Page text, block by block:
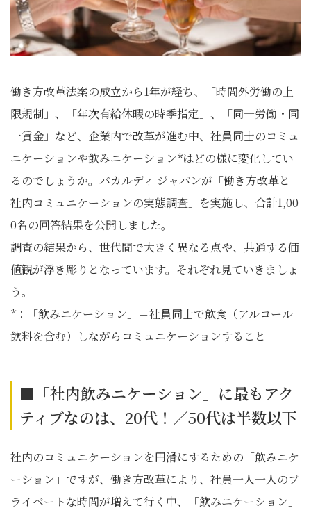
働き方改革法案の成立から1年が経ち、「時間外労働の上
限規制」、「年次有給休暇の時季指定」、「同一労働・同
一賃金」など、企業内で改革が進む中、社員同士のコミュ
ニケーションや飲みニケーション*はどの様に変化してい
るのでしょうか。バカルディ ジャパンが「働き方改革と
社内コミュニケーションの実態調査」を実施し、合計1,00
0名の回答結果を公開しました。
調査の結果から、世代間で大きく異なる点や、共通する価
値観が浮き彫りとなっています。それぞれ見ていきましょ
う。
*：「飲みニケーション」＝社員同士で飲食（アルコール
飲料を含む）しながらコミュニケーションすること
■「社内飲みニケーション」に最もアク
ティブなのは、20代！／50代は半数以下
社内のコミュニケーションを円滑にするための「飲みニケ
ーション」ですが、働き方改革により、社員一人一人のプ
ライベートな時間が増えて行く中、「飲みニケーション」